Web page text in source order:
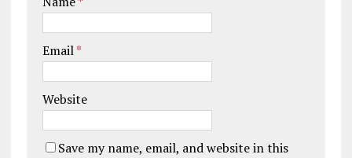
Email*
Website
Save my name, email, and website in this